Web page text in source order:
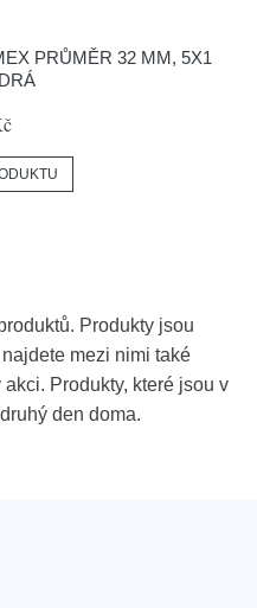
PRŮMĚR 32 MM, 5X1
Produkty jsou
mezi nimi také
Produkty, které jsou v
den doma.